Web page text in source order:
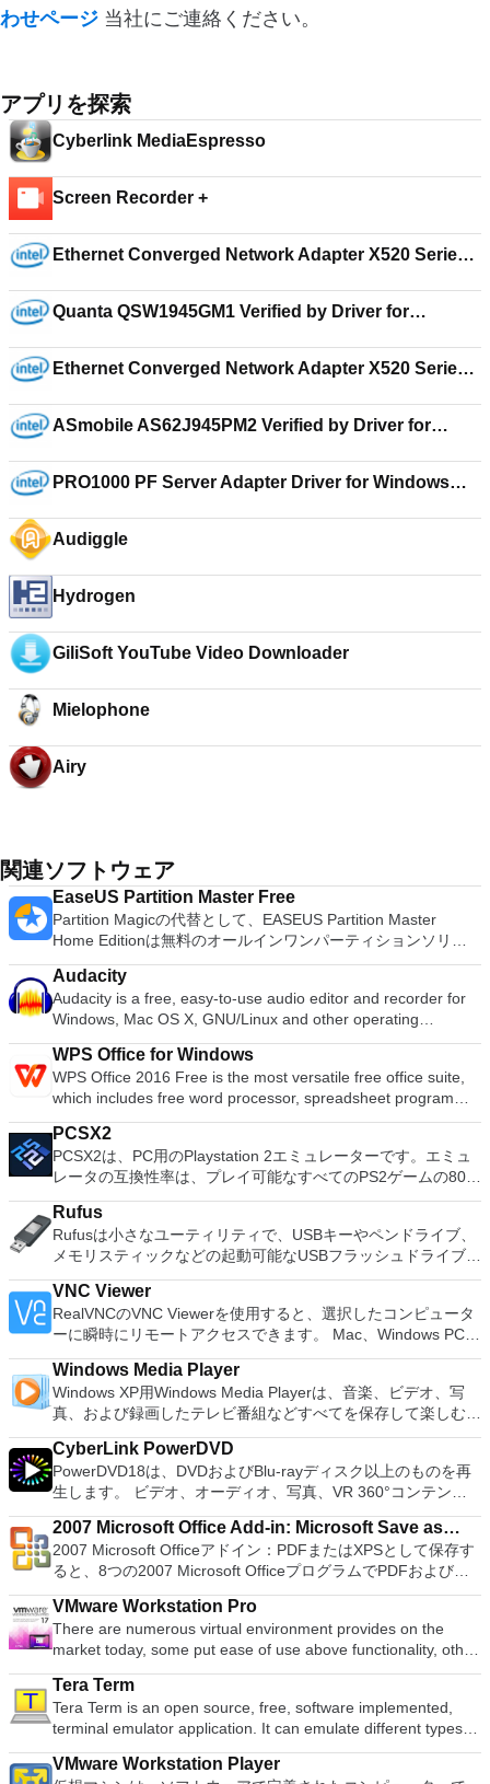
わせページ 当社にご連絡ください。
アプリを探索
Cyberlink MediaEspresso
Screen Recorder +
Ethernet Converged Network Adapter X520 Series
Quanta QSW1945GM1 Verified by Driver for
Ethernet Converged Network Adapter X520 Series
15.4.2
ASmobile AS62J945PM2 Verified by Driver for
PRO1000 PF Server Adapter Driver for Windows
Audiggle
Hydrogen
GiliSoft YouTube Video Downloader
Mielophone
Airy
関連ソフトウェア
EaseUS Partition Master Free
Partition Magicの代替として、EASEUS Partition Master
Home Editionは無料のオールインワンパーティションソリュ
ーションおよびディスク管理ユーティリティです。パーティシ
ョンの拡張（特にシステムドライブ用）、ディスク領域の管
理、MBRおよびGUIDパーティションテーブル（GPT）ディス
クのディスク領域不足の問題の解決を可能にします。 パーテ
ィションのサイズ変更/移動システムドライブを拡張するディ
スクとパーティションをコピーパーティションをマージ分割パ
ーティション空き領域を再分配するダイナミックディスクの変
換パーティションを回復する
Audacity
Audacity is a free, easy-to-use audio editor and recorder for
Windows, Mac OS X, GNU/Linux and other operating
systems. You can use Audacity to: Record live audio. Convert
tapes and records into digital recordings or CDs. Edit Ogg
Vorbis, MP3, WAV or AIFF sound files. Cut, copy, splice or mix
sounds together. Change the speed or pitch of a recording.
Add new effects with LADSPA plug-ins. And more!
WPS Office for Windows
WPS Office 2016 Free is the most versatile free office suite,
which includes free word processor, spreadsheet program
and presentation maker. With these three programs you will
easily be able to deal with any office related tasks. WPS
Office 2016 Free has multiple language support for English,
French, German, Spanish, Portuguese,Russian and Polish
languages. To switch between languages requires only a
single click! Despite being a free suite, WPS Office comes
with many innovative features, such as the paragraph
adjustment tool and multiple tabbed feature. It also has a PDF
converter, spell check and word count feature. WPS Office
2016 Personal Edition supports switching language UI,File
Roaming and Docer online templates. Key features include:
Writer Efficient word processor. Presentation Multimedia
presentations creator. Spreadsheets Powerful tool for data
processing and analysis. 100% compatible with MS Office
document file types (.docx, .pptx, .xlsx, etc.). Thousands of
support (iOS and Android). WPS Cloud Storage included.
Although it is a free suite, WPS Office 2016 Free comes with
many innovative features, including a useful a paragraph
adjustment tool int he Writer program. It has an Office to PDF
converter, automatic spell checking and word count features.
It also has some neat tools such as the Watermark in
document, and converting PowerPoint to Word document
support. Overall, WPS Office 2016 Free is a good alternative
to Microsoft's offering. The Writer program is a versatile word
processor; the Presentation program is an easy to use and
effective slide show maker that helps you to create impressive
multimedia presentations; and the Spreadsheets program is
both a flexible and a powerful spreadsheet application.
PCSX2
PCSX2は、PC用のPlaystation 2エミュレーターです。エミュ
レータの互換性率は、プレイ可能なすべてのPS2ゲームの80％
以上を誇っています。かなり強力なコンピューターを所有して
いる場合、PCSX2は優れたエミュレーターです。また、この
アプリケーションはローエンドコンピューターのサポートも提
供するため、Playstation 2コンソールのすべての所有者は、
PCで動作するゲームを見ることができます。 PCSX2エミュレ
ーターを使用すると、PS2コントローラーを使用して、本物の
プレイステーション体験をシミュレートできます。このアプリ
ケーションでは、ディスクからゲームを直接実行することも、
ハードドライブからISOイメージとして実行することもできま
す。 主な機能は次のとおりです。 Savestates：ボタンを1つ
押すだけで、ゲームの現在の「状態」を保存できます。 無制
限のメモリーカード：好きなだけメモリーカードを保存でき、
8MBから64MBまでの単一の物理カードに制限されなくなりま
した。 高解像度グラフィックス：PCSX2を使用すると、
1080pまたは4K HDでゲームをプレイできます。 全体とし
ゲームを高い精度でエミュレートでき、Windowsとエミュレ
ーターを切り替えることができます。欠点は、高速ゲームに苦
労し、時々フリーズまたはクラッシュすることです。* PCSX2
を使用するには、コンソールから抽出できるPlaystation 2
BIOSが必要です。
Rufus
Rufusは小さなユーティリティで、USBキーやペンドライブ、
メモリスティックなどの起動可能なUSBフラッシュドライブを
フォーマットおよび作成できます。 Rufusは、次のシナリオで
役立ちます。 Windows、Linux、およびUEFI用の起動可能な
ISOからUSBインストールメディアを作成する必要がある場
合。 OSがインストールされていないシステムで作業する必要
がある場合。 BIOSまたはその他のファームウェアをDOSから
フラッシュする必要がある場合。 低レベルのユーティリティ
を実行する必要がある場合。 Rufusは次の* ISOで動作しま
す：Arch Linux、Archbang、BartPE / pebuilder、CentOS、
Damn Small Linux、Fedora、FreeDOS、Gentoo、
gNewSense、Hiren&#39;s Boot CD、LiveXP、Knoppix、
Kubuntu、Linux Mint、NT Password Registry Editor、
OpenSUSE、Parted Magic、Slackware、Tails、Trinity
Rescue Kit、Ubuntu、Ultimate Boot CD、Windows XP（SP2
以降）、Windows Server 2003 R2、Windows Vista、
Windows 7、Windows 8。 *このリストは完全ではありませ
ア語、マレーシア語、セシュティナ、ダンスク、ドイツ語、英
語、スペイン語、フランス語、フルバツキー、イタリア語、ラ
トヴィエシュ、リエトゥビウ、マジャール、オランダ、ノルス
ク、ポルスキ、ポルトガル、ポルトガル、スロヴェンスキー、
スロベンツキー、スロヴェンスキーSrpski、Suomi、
Svenska、Türkçe。
VNC Viewer
RealVNCのVNC Viewerを使用すると、選択したコンピュータ
ーに瞬時にリモートアクセスできます。 Mac、Windows PC、
またはLinuxマシン、世界中のどこからでも。 VNC Viewerを
使用すると、コンピューターのデスクトップを表示したり、コ
ンピューターの前に直接座っているかのようにマウスとキーボ
ードを制御したりできます。 VNC Viewerは、インストールと
使用が簡単です。制御したいデバイスでインストーラーを実行
し、指示に従ってください。オプションで、Windowsでのリ
モート展開に使用可能なMSIがあります。デスクトッププラッ
トフォームにVNC Viewerをインストールする権限がない場合
は、スタンドアロンオプションを選択する必要があります。
主な機能は次のとおりです。 クラウドサービスを介してVNC
Connectを実行しているコンピューターに接続します。 Apple
Screen Sharing（ARD）などのサードパーティ製のVNC互換
ソフトウェアを実行しているコンピューターに直接接続しま
す。 各デバイスでVNC Viewerにサインインして、すべてのデ
バイス間の接続をバックアップおよび同期します。 仮想キー
の高度なキーが含まれています。 Bluetoothキーボードのサポ
ート。 VNC Connectサブスクリプションには、無料、有料、
試用の3つのバージョンがあります。 制御する必要のあるマシ
ンごとに、RealVNCのWebサイトにアクセスして、各コンピ
ューターにVNC Connectをダウンロードするだけです。次
Windows Media Player
Windows XP用Windows Media Playerは、音楽、ビデオ、写
真、および録画したテレビ番組などすべてを保存して楽しむ最
適な機能を搭載しています。 再生、表示、外出先で楽しむた
めのポータブル デバイスとの同期、さらには家中のデバイス
との共有も、すべて1か所で行えます。 シンプルなデザイン -
まったく新しい外観でデジタル エンターテイメントを楽しめ
ます。 大好きな音楽をより多く - デジタル音楽体験がさらに
楽しくなります。 エンターテイメントをすべて1つの場所に -
音楽、ビデオ、写真、録画したテレビ番組をすべて保存して楽
しめます。 どこでも楽しめる - どこにいても音楽、ビデオ、
写真にアクセスできます。
CyberLink PowerDVD
PowerDVD18は、DVDおよびBlu-rayディスク以上のものを再
生します。 ビデオ、オーディオ、写真、VR 360°コンテン
ツ、さらにはYouTubeやVimeoにとっても、PowerDVD18は重
要なエンターテイメントの仲間です。 Ultra HD HDR TVとサ
ラウンドサウンドシステムの可能性を解き放ち、360°ビデオ
の増え続けるコレクションへのアクセスで仮想世界に没頭する
か、PCまたはラップトップでの比類のない再生サポートと独
自の強化により、どこにいても簡単にリラックスできます。
新機能は次のとおりです。 4K DHR向けに最適化 Ultra HD
Blu-ray、4K、HEVC / H.265およびHDR10コンテンツをサポー
ト全画面モードで21：9モニターで2.35：1の映画を見る常時
オンのミニビューでYouTubeライブを見る YouTubeおよび
Vimeoで4K HDRおよび360ビデオを再生 VRエクスペリエンス
の向上：Microsoft Mixed Realityヘッドセット、HTC、VIVE、
およびOculus Riftをサポート Fire TVとキャストのサポート
2007 Microsoft Office Add-in: Microsoft Save as
PDF or XPS
2007 Microsoft Officeアドイン：PDFまたはXPSとして保存す
ると、8つの2007 Microsoft OfficeプログラムでPDFおよび
XPS形式にエクスポートして保存できます。このツールを使用
すると、これらのプログラムのサブセットでPDF形式および
XPS形式の電子メール添付ファイルとして送信することもでき
ます（特定の機能はプログラムによって異なります）。 この
ダウンロードは、次のOfficeプログラムで動作します。
Microsoft Office Access 2007。 Microsoft Office Excel 2007。
Microsoft Office InfoPath 2007。 Microsoft Office OneNote
2007。 Microsoft Office PowerPoint 2007。 Microsoft Office
Publisher 2007。 Microsoft Office Visio 2007。 Microsoft
Office Word 2007。 2007 Microsoft Officeプログラムのこの
VMware Workstation Pro
There are numerous virtual environment provides on the
market today, some put ease of use above functionality, other
place integration above stability. VMware Workstation Pro is
the easiest to use, the fastest and the most reliable app when
it comes to evaluating a new OS, or new software apps and
patches, in an isolated and safe virtualized environment. Key
Features include: Powerful 3D Graphics - DirectX 10* and
OpenGL 3.3 support. VMware Compatibility - Create one; Run
Tera Term
Tera Term is an open source, free, software implemented,
terminal emulator application. It can emulate different types of
computer terminals, from DEC VT100 to DEC VT382, and it
supports telnet, SSH 1 & 2 and serial port connections. It also
VMware Workstation Player